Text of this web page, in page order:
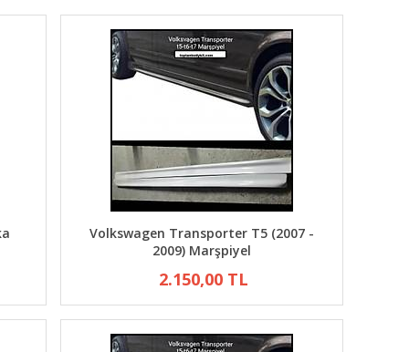
Volkswagen Transporter T5 (2007 -
2009) Marşpiyel
2.150,00 TL